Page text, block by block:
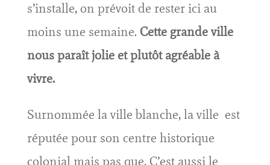
s’installe, on prévoit de rester ici au
moins une semaine. Cette grande ville
nous paraît jolie et plutôt agréable à
vivre.
Surnommée la ville blanche, la ville est
réputée pour son centre historique
colonial mais pas que. C’est aussi le